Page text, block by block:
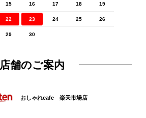
15 16 17 18 19
22 23 24 25 26
29 30
店舗のご案内
おしゃれcafe 楽天市場店